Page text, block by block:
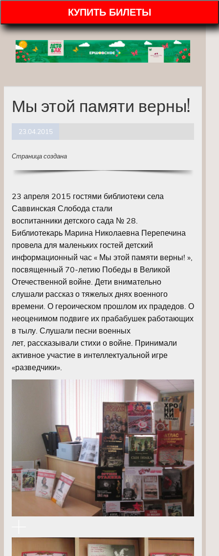
КУПИТЬ БИЛЕТЫ
Мы этой памяти верны!
23.04.2015
Страница создана
23 апреля 2015 гостями библиотеки села
Саввинская Слобода стали
воспитанники детского сада № 28.
Библиотекарь Марина Николаевна Перепечина
провела для маленьких гостей детский
информационный час « Мы этой памяти верны! »,
посвященный 70-летию Победы в Великой
Отечественной войне. Дети внимательно
слушали рассказ о тяжелых днях военного
времени. О героическом прошлом их прадедов. О
неоценимом подвиге их прабабушек работающих
в тылу. Слушали песни военных
лет, рассказывали стихи о войне. Принимали
активное участие в интеллектуальной игре
«разведчики».